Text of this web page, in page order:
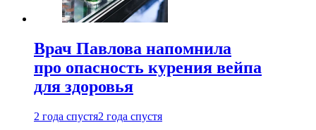
Врач Павлова напомнила
про опасность курения вейпа
для здоровья
2 года спустя2 года спустя